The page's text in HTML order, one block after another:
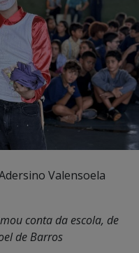
Valensoela
conta da escola, de
de Barros